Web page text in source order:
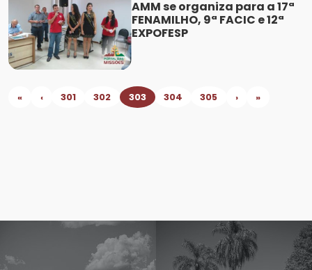
AMM se organiza para a 17ª
FENAMILHO, 9ª FACIC e 12ª
EXPOFESP
« ‹ 301 302 303 304 305 › »